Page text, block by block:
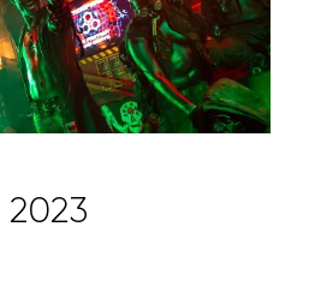
2023